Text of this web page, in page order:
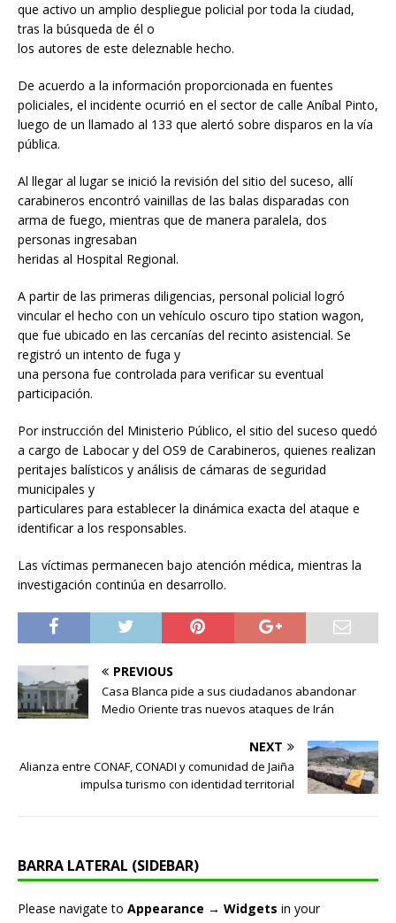
que activo un amplio despliegue policial por toda la ciudad,
tras la búsqueda de él o
los autores de este deleznable hecho.
De acuerdo a la información proporcionada en fuentes
policiales, el incidente ocurrió en el sector de calle Aníbal Pinto,
luego de un llamado al 133 que alertó sobre disparos en la vía
pública.
Al llegar al lugar se inició la revisión del sitio del suceso, allí
carabineros encontró vainillas de las balas disparadas con
arma de fuego, mientras que de manera paralela, dos
personas ingresaban
heridas al Hospital Regional.
A partir de las primeras diligencias, personal policial logró
vincular el hecho con un vehículo oscuro tipo station wagon,
que fue ubicado en las cercanías del recinto asistencial. Se
registró un intento de fuga y
una persona fue controlada para verificar su eventual
participación.
Por instrucción del Ministerio Público, el sitio del suceso quedó
a cargo de Labocar y del OS9 de Carabineros, quienes realizan
peritajes balísticos y análisis de cámaras de seguridad
municipales y
particulares para establecer la dinámica exacta del ataque e
identificar a los responsables.
Las víctimas permanecen bajo atención médica, mientras la
investigación continúa en desarrollo.
PREVIOUS
Casa Blanca pide a sus ciudadanos abandonar
Medio Oriente tras nuevos ataques de Irán
NEXT
Alianza entre CONAF, CONADI y comunidad de Jaiña
impulsa turismo con identidad territorial
BARRA LATERAL (SIDEBAR)
Please navigate to Appearance → Widgets in your